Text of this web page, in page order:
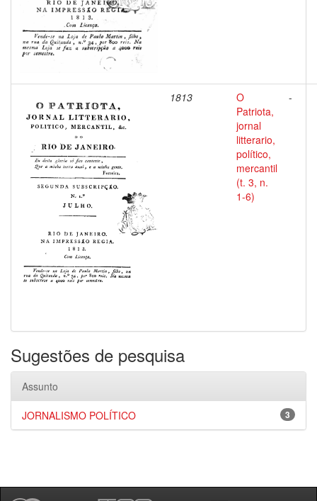
1813
O
Patriota,
jornal
litterario,
político,
mercantil
(t. 3, n.
1-6)
-
Sugestões de pesquisa
Assunto
3
JORNALISMO POLÍTICO